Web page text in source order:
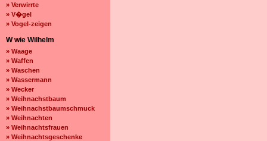
» Verwirrte
» V�gel
» Vogel-zeigen
W wie Wilhelm
» Waage
» Waffen
» Waschen
» Wassermann
» Wecker
» Weihnachstbaum
» Weihnachstbaumschmuck
» Weihnachten
» Weihnachtsfrauen
» Weihnachtsgeschenke